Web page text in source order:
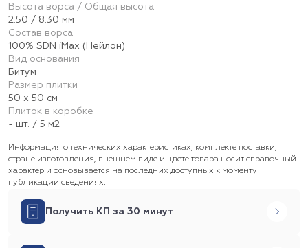
Высота ворса / Общая высота
2.50 / 8.30 мм
Состав ворса
100% SDN iMax (Нейлон)
Вид основания
Битум
Размер плитки
50 х 50 см
Плиток в коробке
- шт. / 5 м2
Информация о технических характеристиках, комплекте поставки,
стране изготовления, внешнем виде и цвете товара носит справочный
характер и основывается на последних доступных к моменту
публикации сведениях.
Получить КП за 30 минут